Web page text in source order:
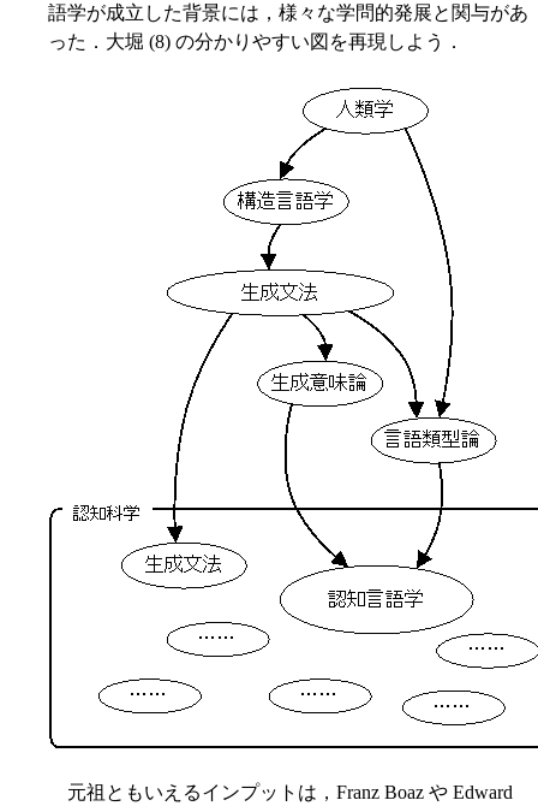
語学が成立した背景には，様々な学問的発展と関与があ
った．大堀 (8) の分かりやすい図を再現しよう．
元祖ともいえるインプットは，Franz Boaz や Edward